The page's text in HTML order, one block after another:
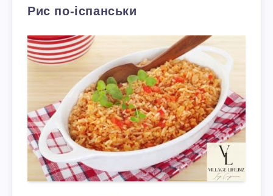
Рис по-іспанськи